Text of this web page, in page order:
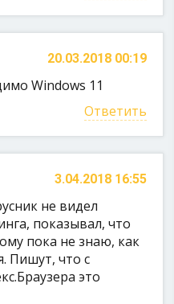
20.03.2018 00:19
Windows 11
Ответить
3.04.2018 16:55
не видел
показывал, что
пока не знаю, как
Пишут, что с
это